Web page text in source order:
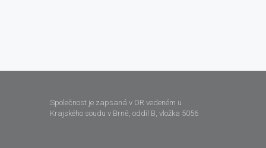
Společnost je zapsaná v OR vedeném u
Krajského soudu v Brně, oddíl B, vložka 5056